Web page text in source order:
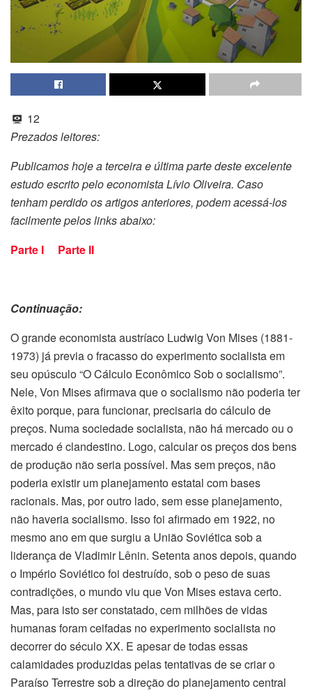
12
Prezados leitores:
Publicamos hoje a terceira e última parte deste excelente
estudo escrito pelo economista Lívio Oliveira. Caso
tenham perdido os artigos anteriores, podem acessá-los
facilmente pelos links abaixo:
Parte I
Parte II
Continuação:
O grande economista austríaco Ludwig Von Mises (1881-
1973) já previa o fracasso do experimento socialista em
seu opúsculo “O Cálculo Econômico Sob o socialismo”.
Nele, Von Mises afirmava que o socialismo não poderia ter
êxito porque, para funcionar, precisaria do cálculo de
preços. Numa sociedade socialista, não há mercado ou o
mercado é clandestino. Logo, calcular os preços dos bens
de produção não seria possível. Mas sem preços, não
poderia existir um planejamento estatal com bases
racionais. Mas, por outro lado, sem esse planejamento,
não haveria socialismo. Isso foi afirmado em 1922, no
mesmo ano em que surgiu a União Soviética sob a
liderança de Vladimir Lênin. Setenta anos depois, quando
o Império Soviético foi destruído, sob o peso de suas
contradições, o mundo viu que Von Mises estava certo.
Mas, para isto ser constatado, cem milhões de vidas
humanas foram ceifadas no experimento socialista no
decorrer do século XX. E apesar de todas essas
calamidades produzidas pelas tentativas de se criar o
Paraíso Terrestre sob a direção do planejamento central